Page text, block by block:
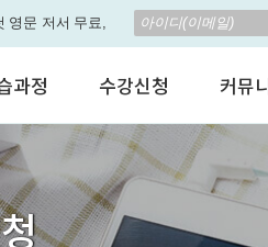
영문 저서 무료,
수업을 진행하
놀랍게 개편 되
어린이 영어회화
성인영어회화
비즈니스영어
인터뷰영어
수강료안내
정규수강신청
AI 수강신청
자
어
과정 수강신청 커뮤